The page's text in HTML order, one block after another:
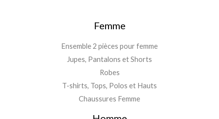
Femme
Ensemble 2 pièces pour femme
Jupes, Pantalons et Shorts
Robes
T-shirts, Tops, Polos et Hauts
Chaussures Femme